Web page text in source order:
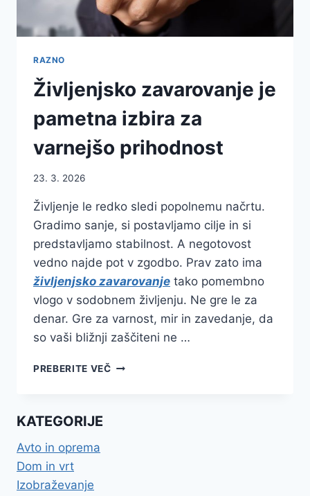
RAZNO
Življenjsko zavarovanje je
pametna izbira za
varnejšo prihodnost
23. 3. 2026
Življenje le redko sledi popolnemu načrtu.
Gradimo sanje, si postavljamo cilje in si
predstavljamo stabilnost. A negotovost
vedno najde pot v zgodbo. Prav zato ima
življenjsko zavarovanje tako pomembno
vlogo v sodobnem življenju. Ne gre le za
denar. Gre za varnost, mir in zavedanje, da
so vaši bližnji zaščiteni ne …
PREBERITE VEČŽIVLJENJSKO
KATEGORIJE
Avto in oprema
Dom in vrt
Izobraževanje